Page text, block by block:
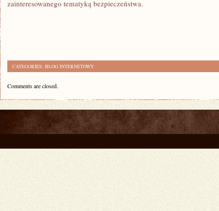
zainteresowanego tematyką bezpieczeństwa.
CATEGORIES: BLOG INTERNETOWY
Comments are closed.